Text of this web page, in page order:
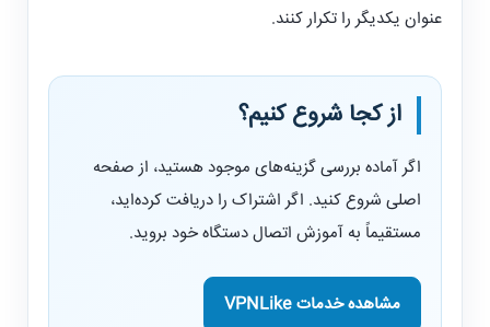
عنوان یکدیگر را تکرار کنند.
از کجا شروع کنیم؟
اگر آماده بررسی گزینه‌های موجود هستید، از صفحه
اصلی شروع کنید. اگر اشتراک را دریافت کرده‌اید،
مستقیماً به آموزش اتصال دستگاه خود بروید.
مشاهده خدمات VPNLike